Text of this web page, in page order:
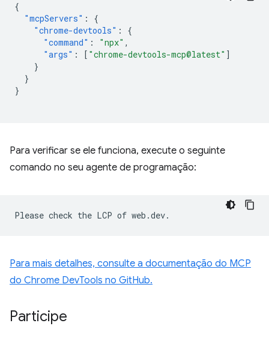
{
"mcpServers" :
{
"chrome-devtools" :
{
"command" : "npx" ,
"args" : [ "chrome-devtools-mcp@latest" ]
}
}
}
Para verificar se ele funciona, execute o seguinte
comando no seu agente de programação:
Para mais detalhes, consulte a documentação do MCP
do Chrome DevTools no GitHub.
Participe